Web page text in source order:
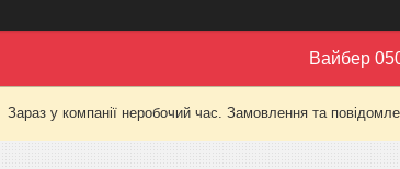
Вайбер
Зараз у компанії неробочий час. Замовлення та